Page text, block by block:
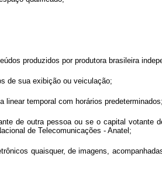
produzidos por produtora brasileira
de sua exibição ou veiculação;
linear temporal com horários predeterminados;
de outra pessoa ou se o capital votante
de Telecomunicações - Anatel;
quaisquer, de imagens,